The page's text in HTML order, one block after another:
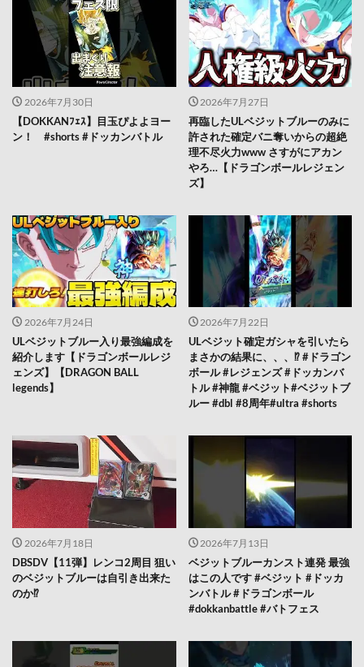
2026年7月30日
【DOKKANﾌｪｽ】目玉ぴよよヨー
ン！ #shorts #ドッカンバトル
2026年7月27日
再臨したULベジットブルーのみに
許された確定バニ奪いからの超絶
理不尽火力www さすがにアカン
やろ…【ドラゴンボールレジェン
ズ】
2026年7月24日
ULベジットブルー入り最強編成を
紹介します【ドラゴンボールレジ
ェンズ】【DRAGON BALL
legends】
2026年7月22日
ULベジット確定ガシャを引いたら
まさかの結果に、、、⁉️ #ドラゴン
ボール #レジェンズ #ドッカンバ
トル #神龍 #ベジット#ベジットブ
ルー #dbl #8周年#ultra #shorts
2026年7月18日
DBSDV【11弾】レンコ2周目 狙い
のベジットブルーは自引き出来た
のか⁉️
2026年7月13日
ベジットブルーカンスト連発 最強
はこの人です #ベジット #ドッカ
ンバトル #ドラゴンボール
#dokkanbattle #バトフェス